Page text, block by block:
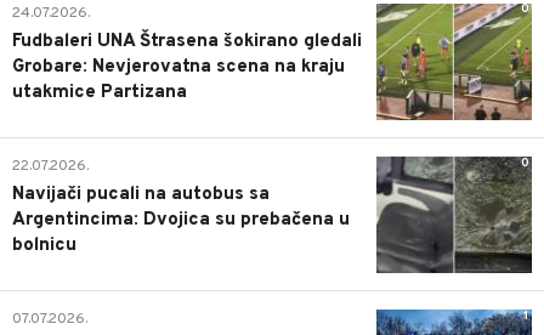
0
24.07.2026.
Fudbaleri UNA Štrasena šokirano gledali
Grobare: Nevjerovatna scena na kraju
utakmice Partizana
0
22.07.2026.
Navijači pucali na autobus sa
Argentincima: Dvojica su prebačena u
bolnicu
1
07.07.2026.